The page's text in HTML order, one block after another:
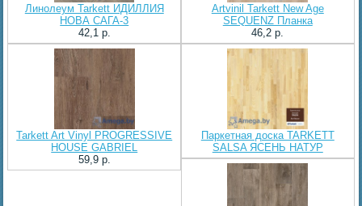
Линолеум Tarkett ИДИЛЛИЯ
НОВА САГА-3
42,1 p.
Artvinil Tarkett New Age
SEQUENZ Планка
46,2 p.
Tarkett Art Vinyl PROGRESSIVE
HOUSE GABRIEL
59,9 p.
Паркетная доска TARKETT
SALSA ЯСЕНЬ НАТУР